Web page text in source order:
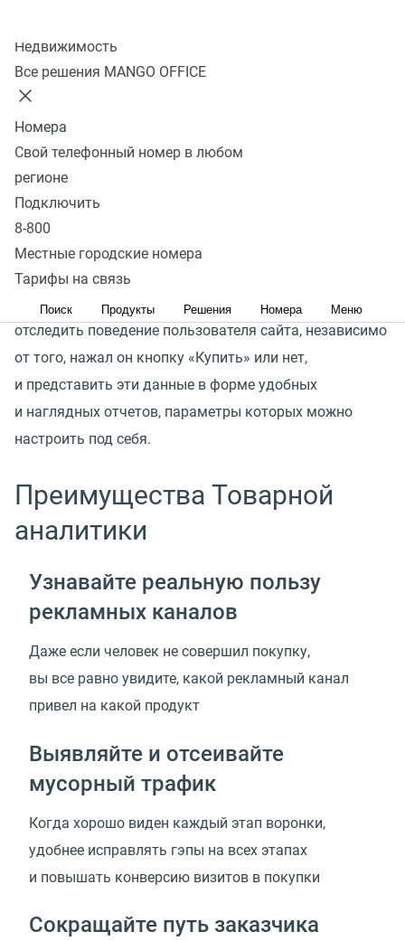
Недвижимость
Все решения MANGO OFFICE
Номера
Свой телефонный номер в любом
регионе
Подключить
8-800
Местные городские номера
Тарифы на связь
Поиск Продукты Решения Номера Меню
Все о поведении покупателя
на сайте
и развития является весь предшествующий путь
пользователя, то есть все пункты воронки продаж,
потому что эти сведения могут помочь повысить
показатели эффективности.
Товарная аналитика MANGO OFFICE помогает
отследить поведение пользователя сайта, независимо
от того, нажал он кнопку « Купить» или нет,
и представить эти данные в форме удобных
и наглядных отчетов, параметры которых можно
настроить под себя.
Преимущества Товарной
аналитики
Узнавайте реальную пользу
рекламных каналов
Даже если человек не совершил покупку,
вы все равно увидите, какой рекламный канал
привел на какой продукт
Выявляйте и отсеивайте
мусорный трафик
Когда хорошо виден каждый этап воронки,
удобнее исправлять гэпы на всех этапах
и повышать конверсию визитов в покупки
Сокращайте путь заказчика